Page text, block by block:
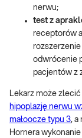
nerwu;
test z
receptorów
rozszerzenie
odwrócenie
pacjentów z
Lekarz może zlecić
hipoplazję nerwu
małoocze typu 3, a
Hornera